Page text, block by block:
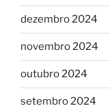
dezembro 2024
novembro 2024
outubro 2024
setembro 2024